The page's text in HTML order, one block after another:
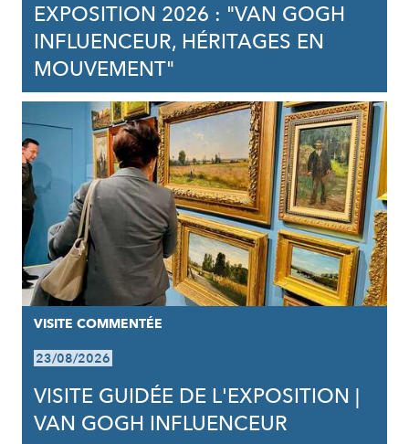
EXPOSITION 2026 : "VAN GOGH
INFLUENCEUR, HÉRITAGES EN
MOUVEMENT"
VISITE COMMENTÉE
23/08/2026
VISITE GUIDÉE DE L'EXPOSITION |
VAN GOGH INFLUENCEUR